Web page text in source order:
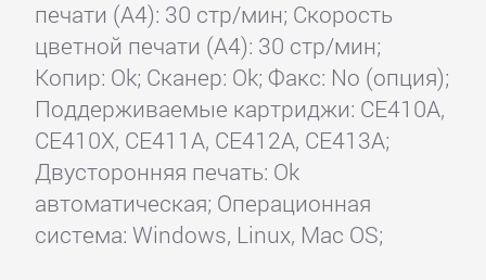
печати (А4): 30 стр/мин; Скорость
цветной печати (А4): 30 стр/мин;
Копир: Ok; Сканер: Ok; Факс: No (опция);
Поддерживаемые картриджи: CE410A,
CE410X, CE411A, CE412A, CE413A;
Двусторонняя печать: Ok
автоматическая; Операционная
система: Windows, Linux, Mac OS;